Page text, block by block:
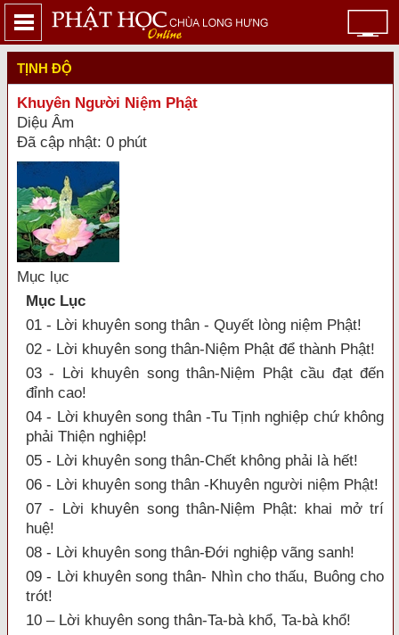
TỊNH ĐỘ
Khuyên Người Niệm Phật
Diệu Âm
Đã cập nhật: 0 phút
Mục lục
Mục Lục
01 - Lời khuyên song thân - Quyết lòng niệm Phật!
02 - Lời khuyên song thân-Niệm Phật để thành Phật!
03 - Lời khuyên song thân-Niệm Phật cầu đạt đến
đỉnh cao!
04 - Lời khuyên song thân -Tu Tịnh nghiệp chứ không
phải Thiện nghiệp!
05 - Lời khuyên song thân-Chết không phải là hết!
06 - Lời khuyên song thân -Khuyên người niệm Phật!
07 - Lời khuyên song thân-Niệm Phật: khai mở trí
huệ!
08 - Lời khuyên song thân-Đới nghiệp vãng sanh!
09 - Lời khuyên song thân- Nhìn cho thấu, Buông cho
trót!
10 – Lời khuyên song thân-Ta-bà khổ, Ta-bà khổ!